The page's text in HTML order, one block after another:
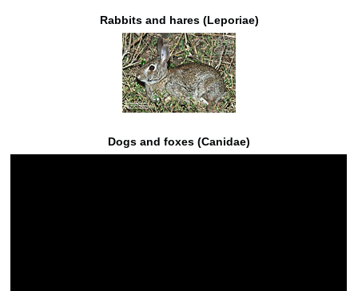
Rabbits and hares (Leporiae)
Dogs and foxes (Canidae)